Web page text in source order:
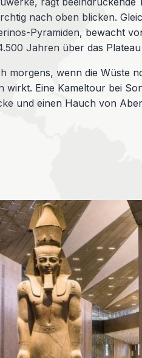
nach oben blicken.
Pyramiden, bewacht
Jahren über das
morgens, wenn die Wüste
wirkt. Eine Kameltour bei
und einen Hauch von